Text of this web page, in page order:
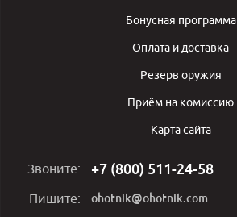
Бонусная программа
Оплата и доставка
Резерв оружия
Приём на комиссию
Карта сайта
Звоните: +7 (800) 511-24-58
Пишите: ohotnik@ohotnik.com